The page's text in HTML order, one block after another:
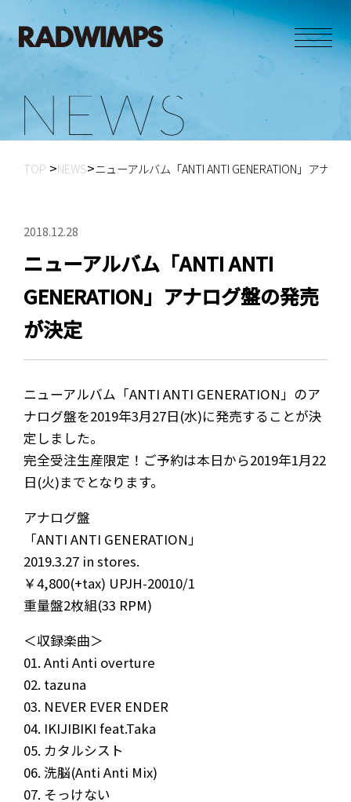
N E WS
TOP NEWS ニューアルバム「ANTI ANTI GENERATION」アナロ
2018.12.28
ニューアルバム「ANTI ANTI
GENERATION」アナログ盤の発売
が決定
ニューアルバム「ANTI ANTI GENERATION」のア
ナログ盤を2019年3月27日(水)に発売することが決
定しました。
完全受注生産限定！ご予約は本日から2019年1月22
日(火)までとなります。
アナログ盤
「ANTI ANTI GENERATION」
2019.3.27 in stores.
￥4,800(+tax) UPJH-20010/1
重量盤2枚組(33 RPM)
＜収録楽曲＞
01. Anti Anti overture
02. tazuna
03. NEVER EVER ENDER
04. IKIJIBIKI feat.Taka
05. カタルシスト
06. 洗脳(Anti Anti Mix)
07. そっけない